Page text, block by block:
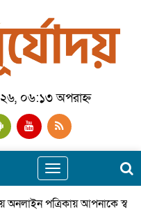
০৬:১৩ অপরাহ্ন
Toggle
navigation
পত্রিকায় আপনাকে